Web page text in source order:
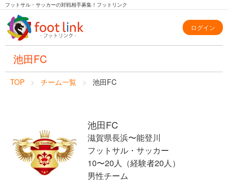
フットサル・サッカーの対戦相手募集！フットリンク
ログイン
池田FC
TOP チーム一覧 池田FC
池田FC
滋賀県長浜〜能登川
フットサル・サッカー
10〜20人（経験者20人）
男性チーム